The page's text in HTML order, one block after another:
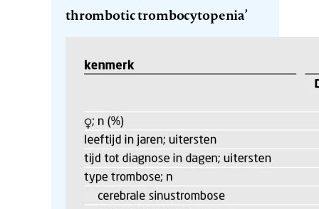
thrombotic trombocytopenia’